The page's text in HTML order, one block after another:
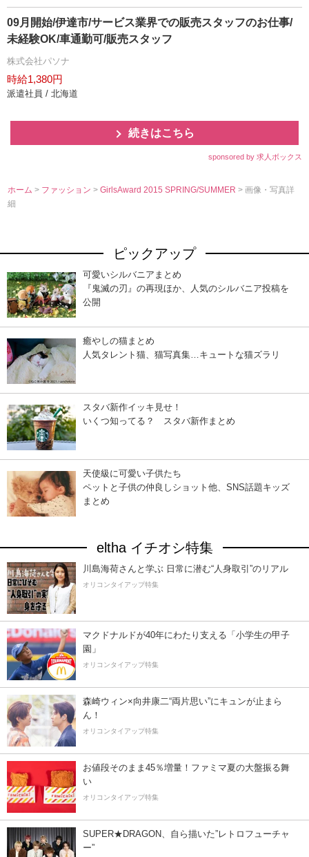
09月開始/伊達市/サービス業界での販売スタッフのお仕事/
未経験OK/車通勤可/販売スタッフ
株式会社パソナ
時給1,380円
派遣社員 / 北海道
続きはこちら
sponsored by 求人ボックス
ホーム > ファッション>GirlsAward 2015 SPRING/SUMMER> 画像・写真詳
細
ピックアップ
可愛いシルバニアまとめ
『鬼滅の刃』の再現ほか、人気のシルバニア投稿を
公開
癒やしの猫まとめ
人気タレント猫、猫写真集…キュートな猫ズラリ
スタバ新作イッキ見せ！
いくつ知ってる？ スタバ新作まとめ
天使級に可愛い子供たち
ペットと子供の仲良しショット他、SNS話題キッズ
まとめ
eltha イチオシ特集
川島海荷さんと学ぶ 日常に潜む“人身取引”のリアル
オリコンタイアップ特集
マクドナルドが40年にわたり支える「小学生の甲子
園」
オリコンタイアップ特集
森崎ウィン×向井康二“両片思い”にキュンが止まら
ん！
オリコンタイアップ特集
お値段そのまま45％増量！ファミマ夏の大盤振る舞
い
オリコンタイアップ特集
SUPER★DRAGON、自ら描いた”レトロフューチャ
ー”